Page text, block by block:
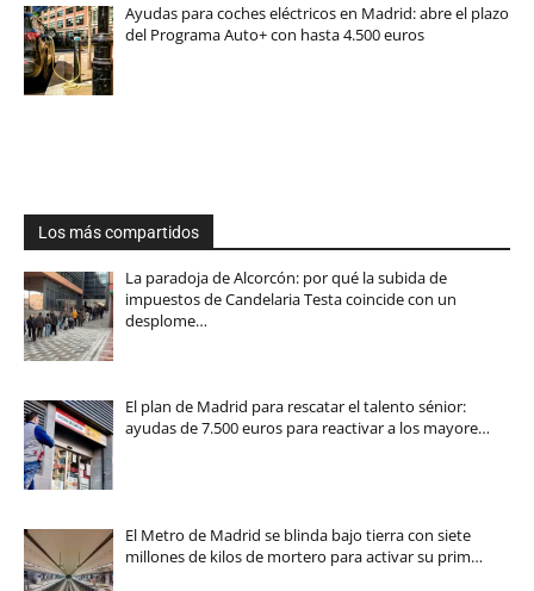
Ayudas para coches eléctricos en Madrid: abre el plazo
del Programa Auto+ con hasta 4.500 euros
Los más compartidos
La paradoja de Alcorcón: por qué la subida de
impuestos de Candelaria Testa coincide con un
desplome…
El plan de Madrid para rescatar el talento sénior:
ayudas de 7.500 euros para reactivar a los mayore…
El Metro de Madrid se blinda bajo tierra con siete
millones de kilos de mortero para activar su prim…